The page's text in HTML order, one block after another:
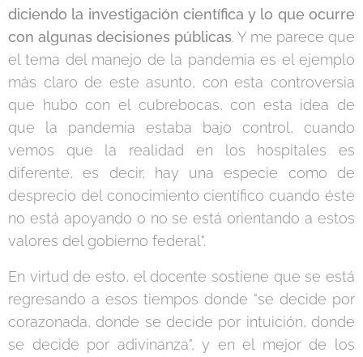
diciendo la investigación científica y lo que ocurre
con algunas decisiones públicas. Y me parece que
el tema del manejo de la pandemia es el ejemplo
más claro de este asunto, con esta controversia
que hubo con el cubrebocas, con esta idea de
que la pandemia estaba bajo control, cuando
vemos que la realidad en los hospitales es
diferente, es decir, hay una especie como de
desprecio del conocimiento científico cuando éste
no está apoyando o no se está orientando a estos
valores del gobierno federal".
En virtud de esto, el docente sostiene que se está
regresando a esos tiempos donde "se decide por
corazonada, donde se decide por intuición, donde
se decide por adivinanza", y en el mejor de los